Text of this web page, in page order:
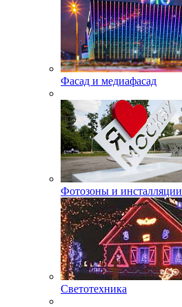
Фасад и медиафасад
Фотозоны и инсталляции
Светотехника